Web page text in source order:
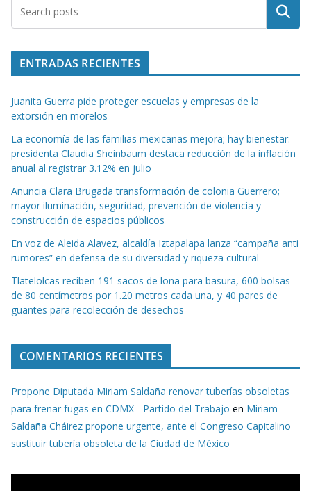
Buscar
ENTRADAS RECIENTES
Juanita Guerra pide proteger escuelas y empresas de la
extorsión en morelos
La economía de las familias mexicanas mejora; hay bienestar:
presidenta Claudia Sheinbaum destaca reducción de la inflación
anual al registrar 3.12% en julio
Anuncia Clara Brugada transformación de colonia Guerrero;
mayor iluminación, seguridad, prevención de violencia y
construcción de espacios públicos
En voz de Aleida Alavez, alcaldía Iztapalapa lanza “campaña anti
rumores” en defensa de su diversidad y riqueza cultural
Tlatelolcas reciben 191 sacos de lona para basura, 600 bolsas
de 80 centímetros por 1.20 metros cada una, y 40 pares de
guantes para recolección de desechos
COMENTARIOS RECIENTES
Propone Diputada Miriam Saldaña renovar tuberías obsoletas
para frenar fugas en CDMX - Partido del Trabajo en Miriam
Saldaña Cháirez propone urgente, ante el Congreso Capitalino
sustituir tubería obsoleta de la Ciudad de México